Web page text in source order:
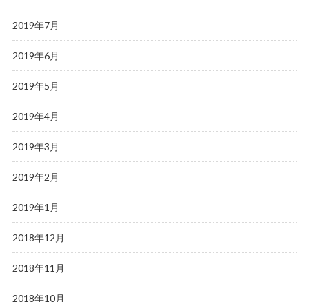
2019年7月
2019年6月
2019年5月
2019年4月
2019年3月
2019年2月
2019年1月
2018年12月
2018年11月
2018年10月